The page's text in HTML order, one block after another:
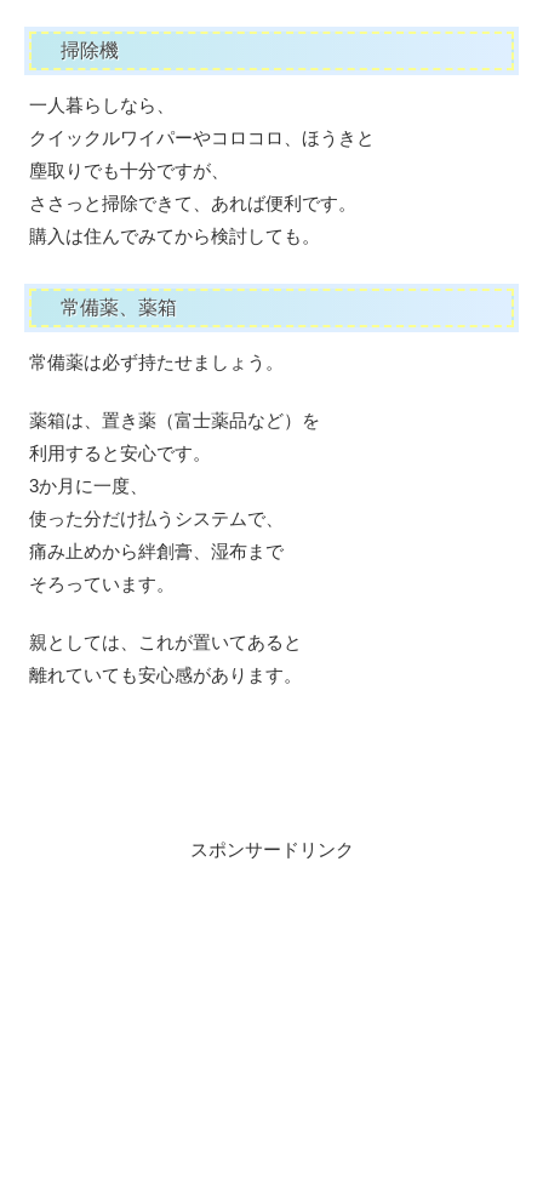
掃除機
一人暮らしなら、
クイックルワイパーやコロコロ、ほうきと
塵取りでも十分ですが、
ささっと掃除できて、あれば便利です。
購入は住んでみてから検討しても。
常備薬、薬箱
常備薬は必ず持たせましょう。
薬箱は、置き薬（富士薬品など）を
利用すると安心です。
3か月に一度、
使った分だけ払うシステムで、
痛み止めから絆創膏、湿布まで
そろっています。
親としては、これが置いてあると
離れていても安心感があります。
スポンサードリンク